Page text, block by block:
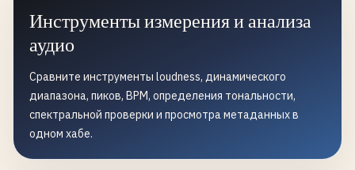
Инструменты измерения и анализа
аудио
Сравните инструменты loudness, динамического
диапазона, пиков, BPM, определения тональности,
спектральной проверки и просмотра метаданных в
одном хабе.